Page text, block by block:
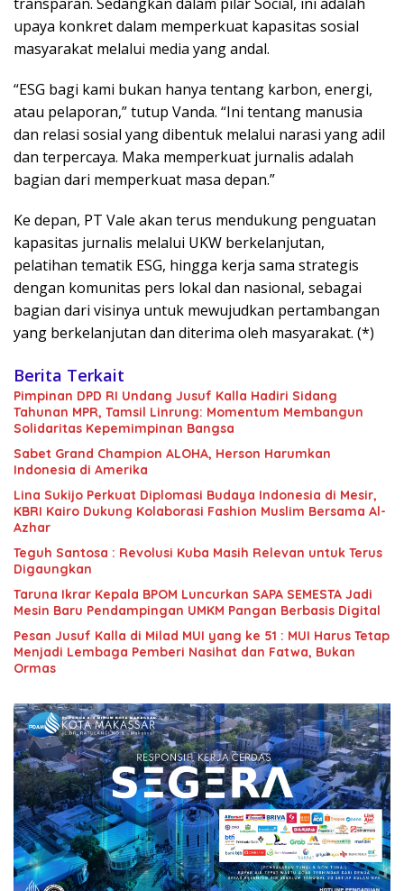
upaya konkret dalam memperkuat kapasitas sosial
masyarakat melalui media yang andal.
“ESG bagi kami bukan hanya tentang karbon, energi,
atau pelaporan,” tutup Vanda. “Ini tentang manusia
dan relasi sosial yang dibentuk melalui narasi yang adil
dan terpercaya. Maka memperkuat jurnalis adalah
bagian dari memperkuat masa depan.”
Ke depan, PT Vale akan terus mendukung penguatan
kapasitas jurnalis melalui UKW berkelanjutan,
pelatihan tematik ESG, hingga kerja sama strategis
dengan komunitas pers lokal dan nasional, sebagai
bagian dari visinya untuk mewujudkan pertambangan
yang berkelanjutan dan diterima oleh masyarakat. (*)
Berita Terkait
Pimpinan DPD RI Undang Jusuf Kalla Hadiri Sidang
Tahunan MPR, Tamsil Linrung: Momentum Membangun
Solidaritas Kepemimpinan Bangsa
Sabet Grand Champion ALOHA, Herson Harumkan
Indonesia di Amerika
Lina Sukijo Perkuat Diplomasi Budaya Indonesia di Mesir,
KBRI Kairo Dukung Kolaborasi Fashion Muslim Bersama Al-
Azhar
Teguh Santosa : Revolusi Kuba Masih Relevan untuk Terus
Digaungkan
Taruna Ikrar Kepala BPOM Luncurkan SAPA SEMESTA Jadi
Mesin Baru Pendampingan UMKM Pangan Berbasis Digital
Pesan Jusuf Kalla di Milad MUI yang ke 51 : MUI Harus Tetap
Menjadi Lembaga Pemberi Nasihat dan Fatwa, Bukan
Ormas